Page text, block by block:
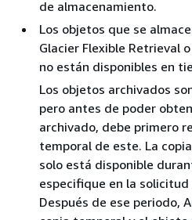
de almacenamiento.
Los objetos que se
Glacier Flexible Retrieval
no están disponibles en
Los objetos archivados
pero antes de poder
archivado, debe primero
temporal de este. La
solo está disponible
especifique en la
Después de ese periodo,